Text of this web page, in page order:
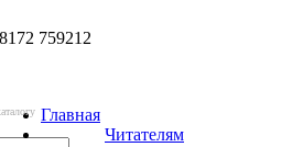
759212
Главная
Читателям